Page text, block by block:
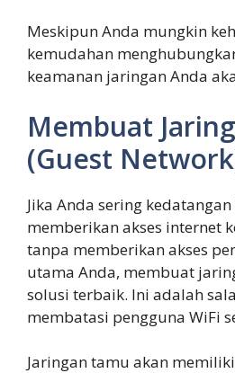
Meskipun Anda mungkin
kemudahan
keamanan jaringan Anda
Membuat
(Guest
Jika Anda sering
memberikan akses internet
tanpa memberikan akses
utama Anda, membuat
solusi terbaik. Ini adalah
membatasi pengguna WiFi
Jaringan tamu akan